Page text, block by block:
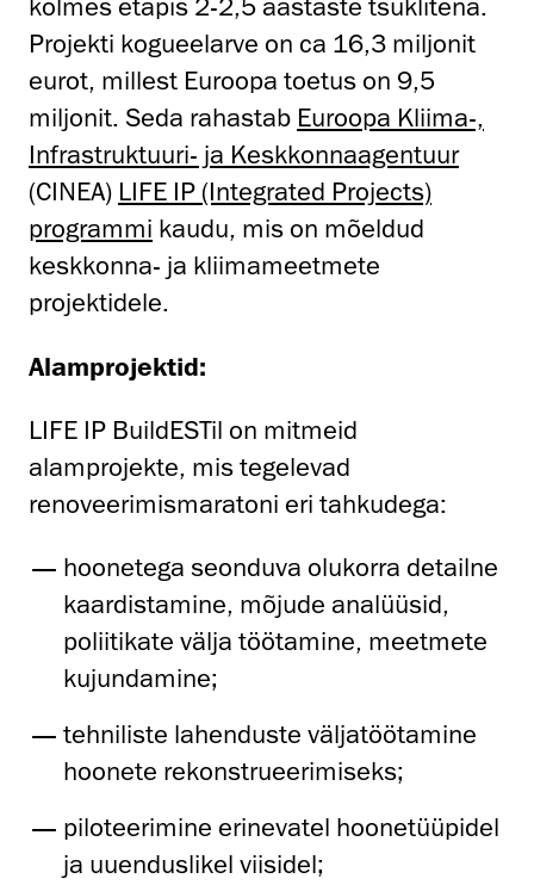
kolmes etapis 2-2,5 aastaste tsüklitena.
Projekti kogueelarve on ca 16,3 miljonit
eurot, millest Euroopa toetus on 9,5
miljonit. Seda rahastab Euroopa Kliima-,
Infrastruktuuri- ja Keskkonnaagentuur
(CINEA) LIFE IP (Integrated Projects)
programmi kaudu, mis on mõeldud
keskkonna- ja kliimameetmete
projektidele.
Alamprojektid:
LIFE IP BuildESTil on mitmeid
alamprojekte, mis tegelevad
renoveerimismaratoni eri tahkudega:
hoonetega seonduva olukorra detailne
kaardistamine, mõjude analüüsid,
poliitikate välja töötamine, meetmete
kujundamine;
tehniliste lahenduste väljatöötamine
hoonete rekonstrueerimiseks;
piloteerimine erinevatel hoonetüüpidel
ja uuenduslikel viisidel;